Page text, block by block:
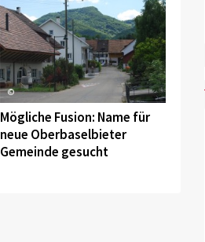
©
Mögliche Fusion: Name für
neue Oberbaselbieter
Gemeinde gesucht